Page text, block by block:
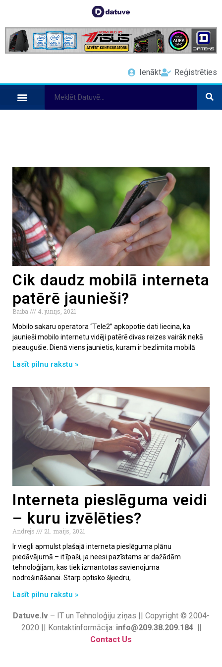
Ienākt Reģistrēties
Cik daudz mobilā interneta
patērē jaunieši?
Baiba
4. jūnijs, 2021
Mobilo sakaru operatora “Tele2” apkopotie dati liecina, ka
jaunieši mobilo internetu vidēji patērē divas reizes vairāk nekā
pieaugušie. Dienā viens jaunietis, kuram ir bezlimita mobilā
Lasīt pilnu rakstu »
Interneta pieslēguma veidi
– kuru izvēlēties?
Andrejs
21. maijs, 2021
Ir viegli apmulst plašajā interneta pieslēguma plānu
piedāvājumā – it īpaši, ja neesi pazīstams ar dažādām
tehnoloģijām, kas tiek izmantotas savienojuma
nodrošināšanai. Starp optisko šķiedru,
Lasīt pilnu rakstu »
Datuve.lv– IT un Tehnoloģiju ziņas || Copyright © 2004-
2020 || Kontaktinformācija: info@209.38.209.184 ||
Contact Us